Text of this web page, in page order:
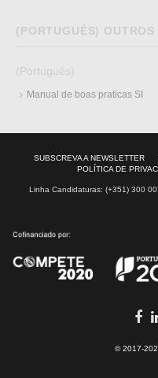
(PORTUGUÊS)
(Português)
Manual de boas praticas SI
SUBSCREVA A NEWSLETTER
POLÍTICA DE
Linha Candidaturas: (+351) 300
© 2017-